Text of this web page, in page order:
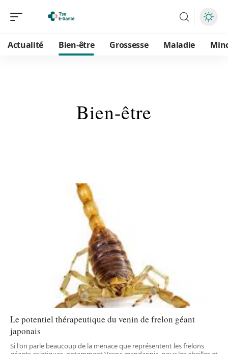
Actualité Bien-être Grossesse Maladie
Bien-être
Le potentiel thérapeutique du venin de frelon géant
japonais
Si l'on parle beaucoup de la menace que représentent les frelons